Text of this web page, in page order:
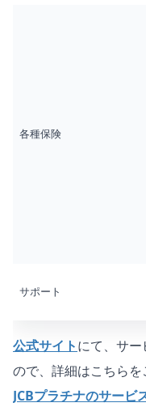
各種保険
サポート
公式サイトにて、サ
ので、詳細はこちらを
JCBプラチナのサービ